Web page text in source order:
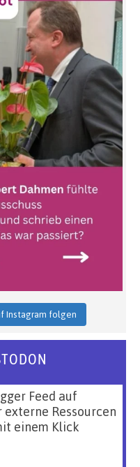
Instagram folgen
Feed auf
Ressourcen
einem Klick